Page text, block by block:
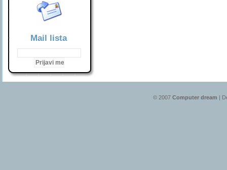
Mail lista
© 2007 Computer dream |